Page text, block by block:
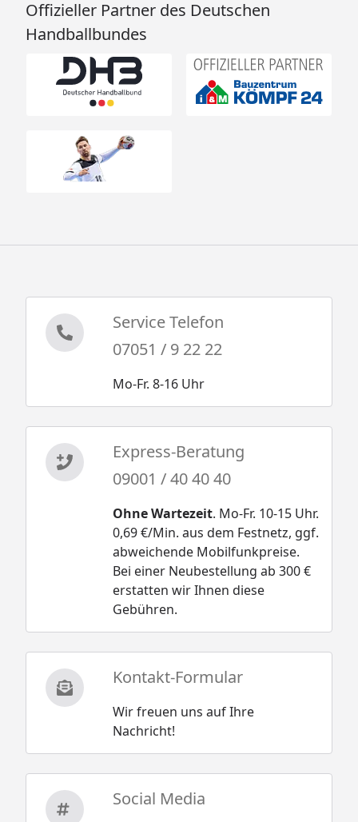
Offizieller Partner des Deutschen
Handballbundes
Service Telefon
07051 / 9 22 22
Mo-Fr. 8-16 Uhr
Express-Beratung
09001 / 40 40 40
Ohne Wartezeit. Mo-Fr. 10-15 Uhr.
0,69 €/Min. aus dem Festnetz, ggf.
abweichende Mobilfunkpreise.
Bei einer Neubestellung ab 300 €
erstatten wir Ihnen diese
Gebühren.
Kontakt-Formular
Wir freuen uns auf Ihre
Nachricht!
Social Media